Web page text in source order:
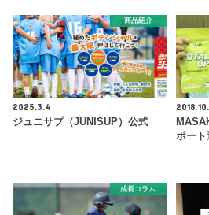
商品紹介
2025.3.4
ジュニサプ（JUNISUP）公式
ポー
成長コラム